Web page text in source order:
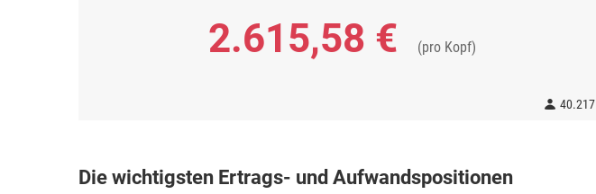
2.615,58 € (pro Kopf)
40.217
Die wichtigsten Ertrags- und Aufwandspositionen